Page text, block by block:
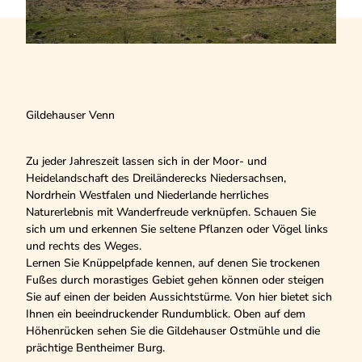
Gildehauser Venn
Zu jeder Jahreszeit lassen sich in der Moor- und
Heidelandschaft des Dreiländerecks Niedersachsen,
Nordrhein Westfalen und Niederlande herrliches
Naturerlebnis mit Wanderfreude verknüpfen. Schauen Sie
sich um und erkennen Sie seltene Pflanzen oder Vögel links
und rechts des Weges.
Lernen Sie Knüppelpfade kennen, auf denen Sie trockenen
Fußes durch morastiges Gebiet gehen können oder steigen
Sie auf einen der beiden Aussichtstürme. Von hier bietet sich
Ihnen ein beeindruckender Rundumblick. Oben auf dem
Höhenrücken sehen Sie die Gildehauser Ostmühle und die
prächtige Bentheimer Burg.